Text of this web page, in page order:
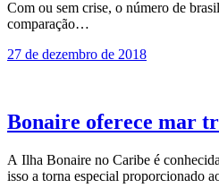
Com ou sem crise, o número de
comparação…
27 de dezembro de 2018
Bonaire oferece mar
A Ilha Bonaire no Caribe é
isso a torna especial proporcionado